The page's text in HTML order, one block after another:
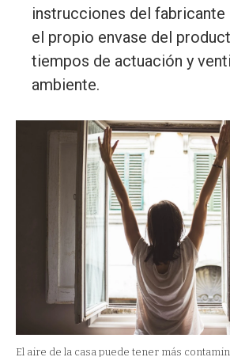
instrucciones del fabricante
el propio envase del
tiempos de actuación y
ambiente.
El aire de la casa puede tener más